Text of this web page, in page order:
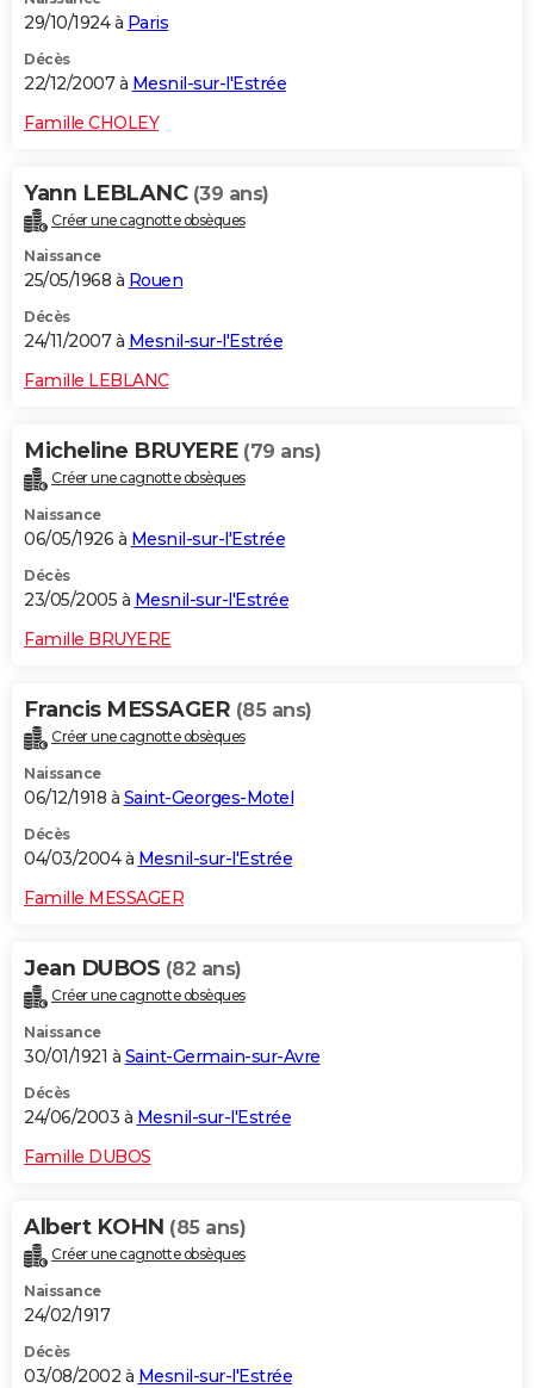
29/10/1924 à Paris
Décès
22/12/2007 à Mesnil-sur-l'Estrée
Famille CHOLEY
Yann LEBLANC (39 ans)
Créer une cagnotte obsèques
Naissance
25/05/1968 à Rouen
Décès
24/11/2007 à Mesnil-sur-l'Estrée
Famille LEBLANC
Micheline BRUYERE (79 ans)
Créer une cagnotte obsèques
Naissance
06/05/1926 à Mesnil-sur-l'Estrée
Décès
23/05/2005 à Mesnil-sur-l'Estrée
Famille BRUYERE
Francis MESSAGER (85 ans)
Créer une cagnotte obsèques
Naissance
06/12/1918 à Saint-Georges-Motel
Décès
04/03/2004 à Mesnil-sur-l'Estrée
Famille MESSAGER
Jean DUBOS (82 ans)
Créer une cagnotte obsèques
Naissance
30/01/1921 à Saint-Germain-sur-Avre
Décès
24/06/2003 à Mesnil-sur-l'Estrée
Famille DUBOS
Albert KOHN (85 ans)
Créer une cagnotte obsèques
Naissance
24/02/1917
Décès
03/08/2002 à Mesnil-sur-l'Estrée